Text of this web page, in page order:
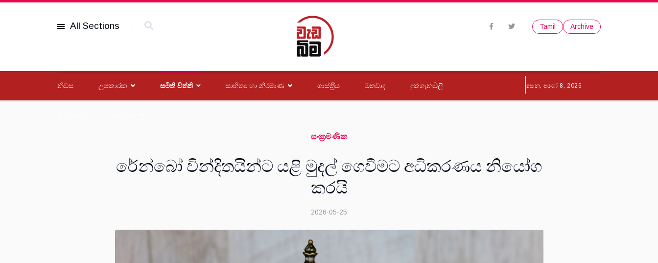
All Sections Tamil Archive
නිවස උපකාරක සමිති විත්ති සාහිත්‍ය හා නිර්මාණ ශාස්ත‍්‍රීය මතවාද දුක්ගැනවිලි සෙන, අගෝ 8, 2026
සංක‍්‍රමණික
රේන්බෝ වින්දිතයින්ට යළි මුදල් ගෙවීමට අධිකරණය නියෝග
කරයි
2026-05-25